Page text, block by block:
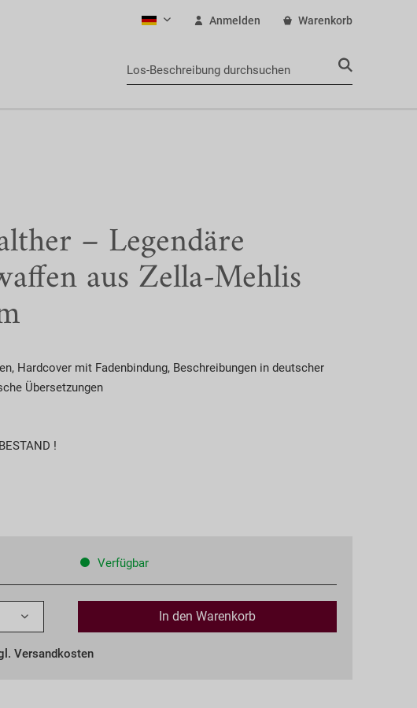
Deutsch Anmelden Warenkorb
– Legendäre
aus Zella-Mehlis
Hardcover mit Fadenbindung, Beschreibungen in deutscher
Übersetzungen
!
Verfügbar
In den Warenkorb
Versandkosten